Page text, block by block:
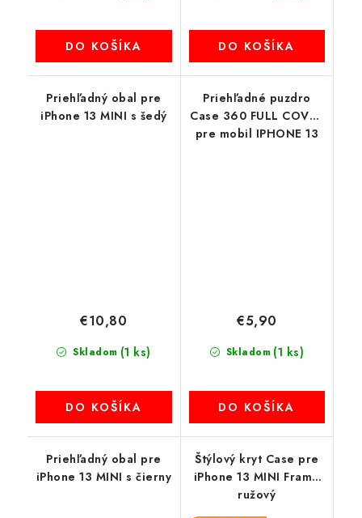
DO KOŠÍKA DO KOŠÍKA
Priehľadný obal pre
iPhone 13 MINI s šedý
Skladom (1 ks)
€10,80
DO KOŠÍKA
Priehľadné puzdro
Case 360 FULL COVER
pre mobil IPHONE 13
Skladom (1 ks)
€5,90
DO KOŠÍKA
Priehľadný obal pre
iPhone 13 MINI s čierny
Štýlový kryt Case pre
iPhone 13 MINI Frame
ružový